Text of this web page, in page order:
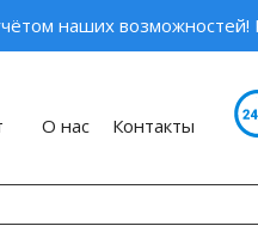
наших
О нас Контакты